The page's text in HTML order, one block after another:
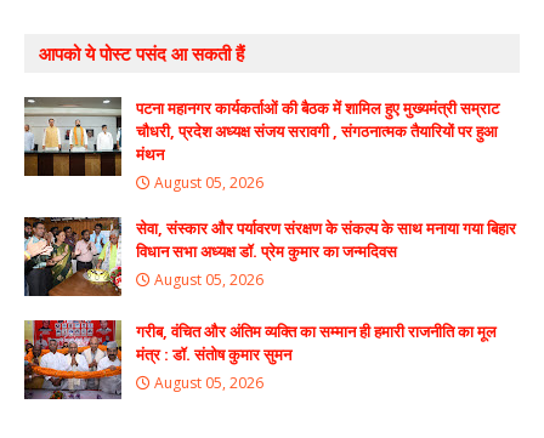
आपको ये पोस्ट पसंद आ सकती हैं
पटना महानगर कार्यकर्ताओं की बैठक में शामिल हुए मुख्यमंत्री सम्राट
चौधरी, प्रदेश अध्यक्ष संजय सरावगी , संगठनात्मक तैयारियों पर हुआ
मंथन
August 05, 2026
सेवा, संस्कार और पर्यावरण संरक्षण के संकल्प के साथ मनाया गया बिहार
विधान सभा अध्यक्ष डॉ. प्रेम कुमार का जन्मदिवस
August 05, 2026
गरीब, वंचित और अंतिम व्यक्ति का सम्मान ही हमारी राजनीति का मूल
मंत्र : डॉ. संतोष कुमार सुमन
August 05, 2026